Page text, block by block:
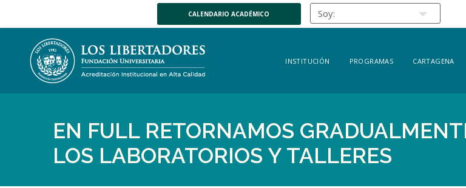
CALENDARIO ACADÉMICO
INSTITUCIÓN PROGRAMAS CARTAGENA
EN FULL RETORNAMOS
LOS LABORATORIOS Y TALLERES